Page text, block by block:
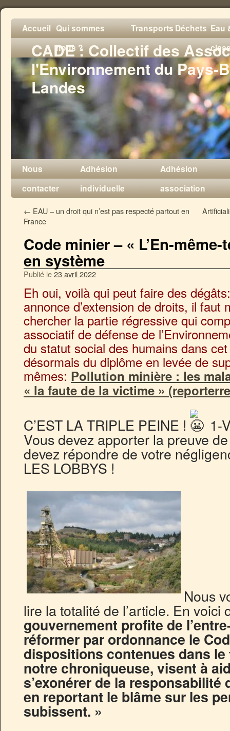
CADE : Collectif des
l'Environnement du Pays-
Landes
Accueil Qui sommes
nous ?
TransportsDéchets Eau
Nous
contacter
Adhésion
individuelle
Adhésion
association
← EAU – un droit qui n’est pas respecté partout en
France
Code minier – « L’En-
en système
Publié le23 avril 2022
Eh oui, voilà qui peut faire des
annonce d’extension de droits, il faut
chercher la partie régressive qui
associatif de défense de
du statut social des humains dans
désormais du diplôme en levée de
mêmes: Pollution minière : les
« la faute de la victime »
C’EST LA TRIPLE PEINE ! 1-
Vous devez apporter la preuve
devez répondre de votre
LES LOBBYS !
Nous
lire la totalité de l’article. En
gouvernement profite de
réformer par ordonnance le
dispositions contenues dans
notre chroniqueuse, visent à
s’exonérer de la
en reportant le blâme sur les
subissent. »